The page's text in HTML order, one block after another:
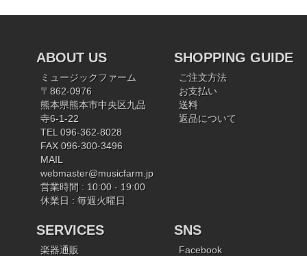
ABOUT US
ミュージックファーム
〒862-0976
熊本県熊本市中央区九品
寺6-1-22
TEL 096-362-8028
FAX 096-300-3496
MAIL
webmaster@musicfarm.jp
営業時間 : 10:00 - 19:00
休業日 : 毎週火曜日
SHOPPING GUIDE
ご注文方法
お支払い
送料
返品について
SERVICES
楽器通販
SNS
Facebook